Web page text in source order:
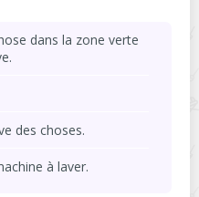
dans la zone verte
des choses.
à laver.